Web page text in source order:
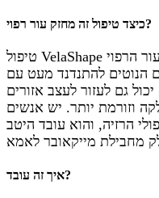
כיצד טיפול זה מחזק עור רפוי?
טיפול VelaShape תוכנן במיוחד כדי למתוח את העור הרפוי
הנוטים להתנדנד מעט עם
גם לעזור לעצב אזורים
וזורמת יותר. יש אנשים
הרזיה, והוא עובד היטב
איך זה עובד?